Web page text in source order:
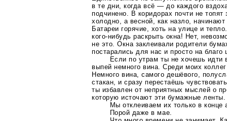
в те дни, когда всё — до каждого
подчинено. В коридорах почти не топят
холодно, а весной, как назло, начинают
Батареи горячие, хоть на улице и
кого-нибудь раскрыть окна! Нет,
не это. Окна заклеивали родители
постарались для нас и просто на
Если по утрам ты не хочешь идти
выпей немного вина. Среди моих
Немного вина, самого дешёвого,
стакан, и сразу перестаёшь
ты избавлен от неприятных мыслей о
которую источают эти бумажные ленты.
Мы отклеиваем их только в конце
Порой даже в мае.